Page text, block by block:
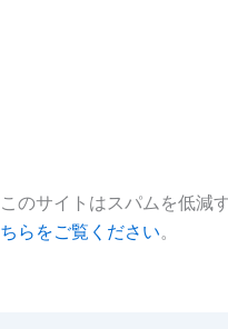
このサイトはスパムを低減
ちらをご覧ください。